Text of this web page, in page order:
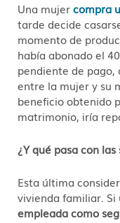
Una mujercompra
tarde decide
momento de
había abonado el
pendiente de
entre la mujer y su
beneficio obtenido
matrimonio, iría
¿Y qué pasa con
Esta última
vivienda familiar. Si
empleada como